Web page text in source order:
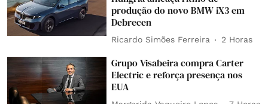
produção do novo BMW iX3 em
Debrecen
Ricardo Simões Ferreira 2 Horas
Grupo Visabeira compra Carter
Electric e reforça presença nos
EUA